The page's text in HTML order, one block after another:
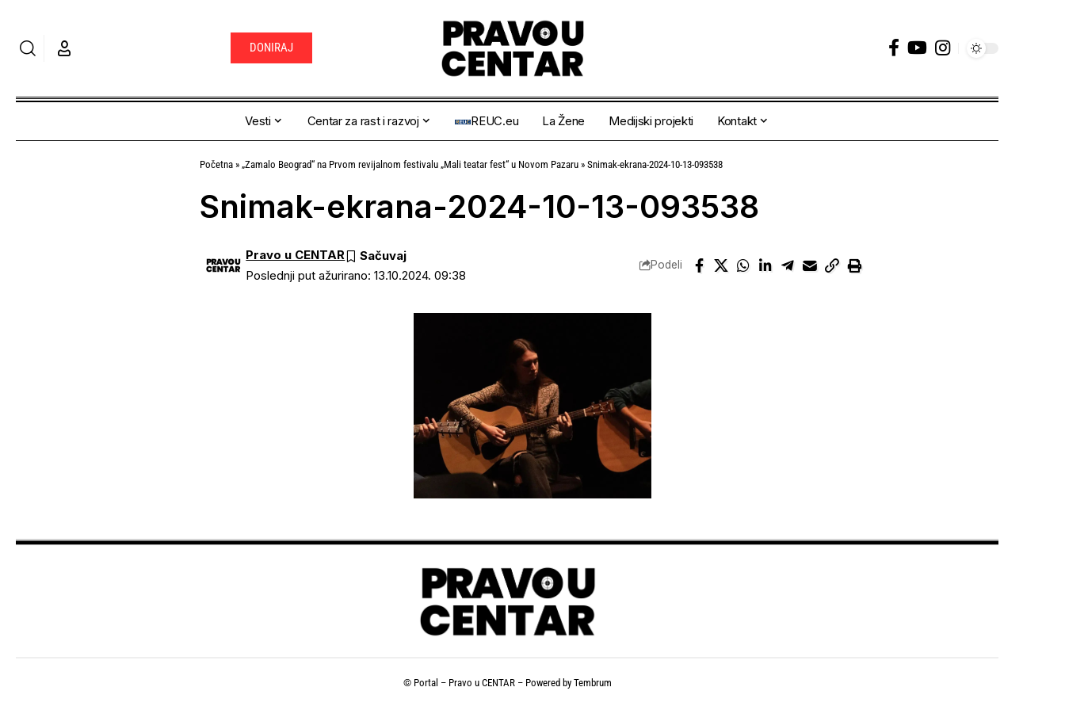
DONIRAJ
Vesti Centar za rast i razvoj REUC.eu La Žene Medijski projekti Kontakt
Početna » „Zamalo Beograd“ na Prvom revijalnom festivalu „Mali teatar fest“ u Novom Pazaru » Snimak-ekrana-2024-10-13-093538
Snimak-ekrana-2024-10-13-093538
Poslednji put ažurirano: 13.10.2024. 09:38
Pravo u CENTAR
Podeli
© Portal – Pravo u CENTAR – Powered by Tembrum